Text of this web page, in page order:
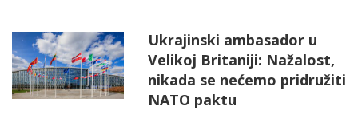
Ukrajinski ambasador u
Velikoj Britaniji: Nažalost,
nikada se nećemo pridružiti
NATO paktu